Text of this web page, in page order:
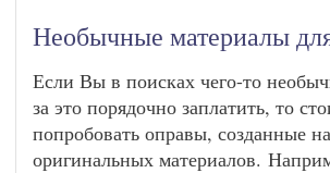
Необычные материалы
Если Вы в поисках чего-то
за это порядочно заплатить, то
попробовать оправы, созданные
оригинальных материалов.